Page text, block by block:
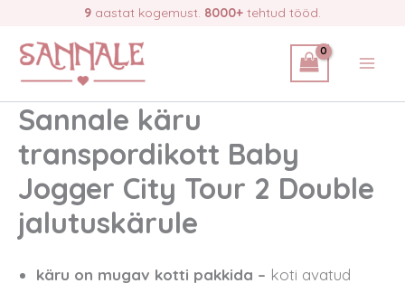
content
9 aastat kogemust. 8000+ tehtud tööd.
Sannale käru
transpordikott Baby
Jogger City Tour 2 Double
jalutuskärule
käru on mugav kotti pakkida – koti avatud